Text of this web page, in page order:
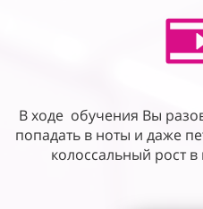
В ходе обучения Вы
попадать в ноты и даже
колоссальный рост